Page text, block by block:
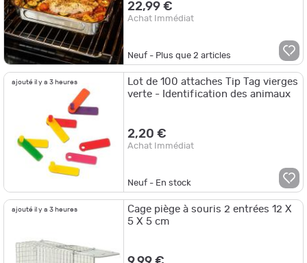
22,99 €
Achat Immédiat
Neuf - Plus que2 articles
ajouté il y a 3 heures
Lot de 100 attaches Tip Tag vierges
verte - Identification des animaux
2,20 €
Achat Immédiat
Neuf - En stock
ajouté il y a 3 heures
Cage piège à souris 2 entrées 12 X
5 X 5 cm